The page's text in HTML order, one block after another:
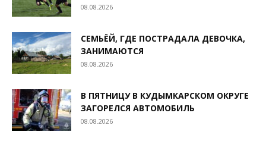
08.08.2026
СЕМЬЁЙ, ГДЕ ПОСТРАДАЛА ДЕВОЧКА,
ЗАНИМАЮТСЯ
08.08.2026
В ПЯТНИЦУ В КУДЫМКАРСКОМ ОКРУГЕ
ЗАГОРЕЛСЯ АВТОМОБИЛЬ
08.08.2026